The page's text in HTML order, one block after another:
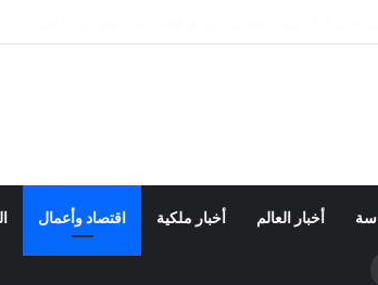
أخبار العالم أخبار ملكية اقتصاد وأعمال